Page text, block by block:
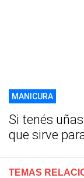
MANICURA
Si tenés
que sirve
TEMAS